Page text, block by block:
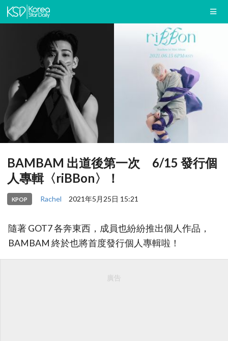
BAMBAM 出道後第一次 6/15 發行個
人專輯〈riBBon〉！
KPOP Rachel 2021年5月25日 15:21
隨著 GOT7 各奔東西，成員也紛紛推出個人作品，
BAMBAM 終於也將首度發行個人專輯啦！
廣告